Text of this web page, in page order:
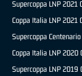
Supercoppa LNP 2021
Coppa Italia LNP 2021
Supercoppa
Coppa Italia LNP 2020
Supercoppa LNP 2019